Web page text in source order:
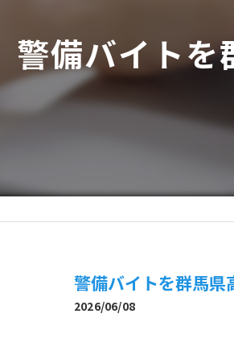
警備バイトを
警備バイトを群馬県
2026/06/08